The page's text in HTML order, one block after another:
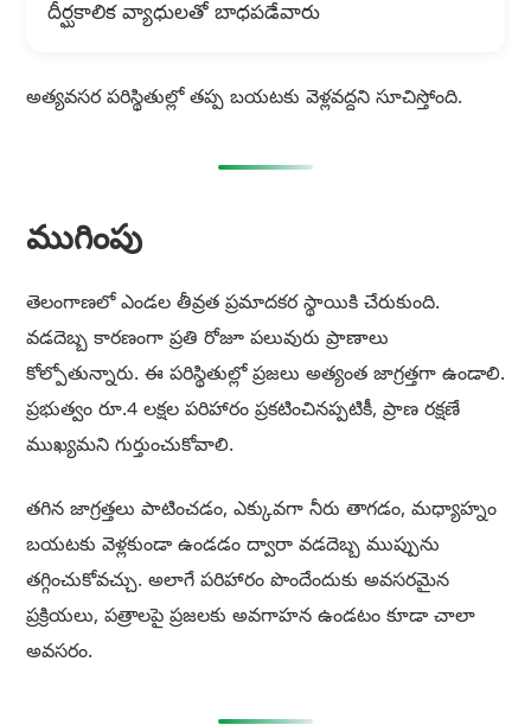
దీర్ఘకాలిక వ్యాధులతో బాధపడేవారు
అత్యవసర పరిస్థితుల్లో తప్ప బయటకు వెళ్లవద్దని సూచిస్తోంది.
ముగింపు
తెలంగాణలో ఎండల తీవ్రత ప్రమాదకర స్థాయికి చేరుకుంది.
వడదెబ్బ కారణంగా ప్రతి రోజూ పలువురు ప్రాణాలు
కోల్పోతున్నారు. ఈ పరిస్థితుల్లో ప్రజలు అత్యంత జాగ్రత్తగా ఉండాలి.
ప్రభుత్వం రూ.4 లక్షల పరిహారం ప్రకటించినప్పటికీ, ప్రాణ రక్షణే
ముఖ్యమని గుర్తుంచుకోవాలి.
తగిన జాగ్రత్తలు పాటించడం, ఎక్కువగా నీరు తాగడం, మధ్యాహ్నం
బయటకు వెళ్లకుండా ఉండడం ద్వారా వడదెబ్బ ముప్పును
తగ్గించుకోవచ్చు. అలాగే పరిహారం పొందేందుకు అవసరమైన
ప్రక్రియలు, పత్రాలపై ప్రజలకు అవగాహన ఉండటం కూడా చాలా
అవసరం.